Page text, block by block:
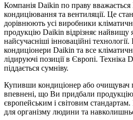
Компанія Daikin по праву вважається
кондиціювання та вентиляції. Це
дорівнюють усі виробники
продукцію Daikin відрізняє найвищу
найсучасніші інноваційні
кондиціонери Daikin та все
лідируючі позиції в Європі. Техніка
піддається сумніву.
Купивши кондиціонер або очищувач
впевнені, що Ви придбали продукцію
європейським і світовим
для організму людини та